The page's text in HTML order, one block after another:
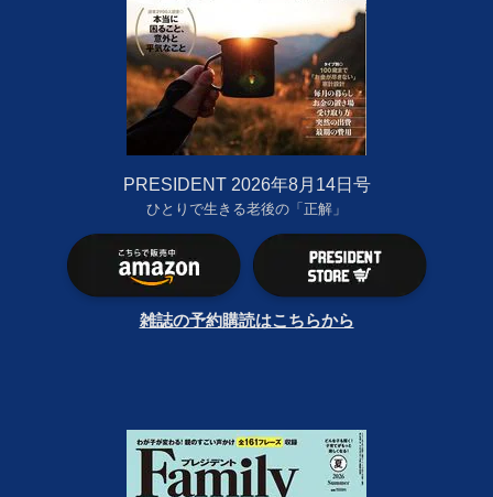
PRESIDENT 2026年8月14日号
ひとりで生きる老後の「正解」
雑誌の予約購読はこちらから